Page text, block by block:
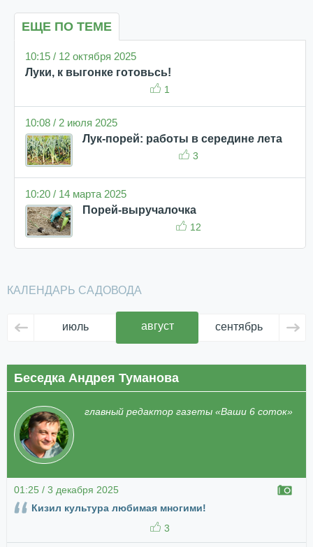
ЕЩЕ ПО ТЕМЕ
10:15 / 12 октября 2025
Луки, к выгонке готовьсь!
1
10:08 / 2 июля 2025
Лук-порей: работы в середине лета
3
10:20 / 14 марта 2025
Порей-выручалочка
12
КАЛЕНДАРЬ САДОВОДА
июль август сентябрь
Беседка Андрея Туманова
главный редактор газеты «Ваши 6 соток»
01:25 / 3 декабря 2025
Кизил культура любимая многими!
3